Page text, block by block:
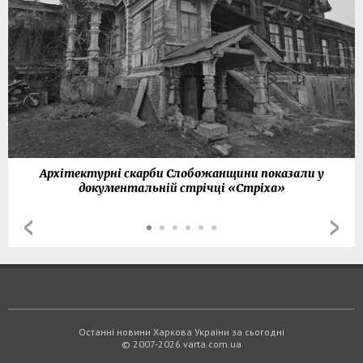
Архітектурні скарби Слобожанщини показали у
документальній стрічці «Стріха»
Останні новини Харкова України за сьогодні
© 2007-2026 varta.com.ua